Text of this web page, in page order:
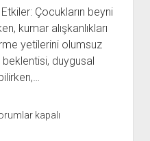
Çocukların beyni
kumar alışkanlıkları
yetilerini olumsuz
duygusal
kapalı